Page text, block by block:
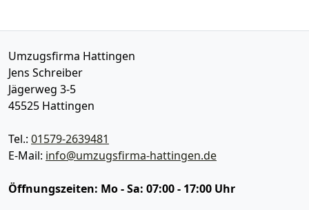
Umzugsfirma Hattingen
Jens Schreiber
Jägerweg 3-5
45525 Hattingen
Tel.: 01579-2639481
E-Mail: info@umzugsfirma-hattingen.de
Öffnungszeiten: Mo - Sa: 07:00 - 17:00 Uhr